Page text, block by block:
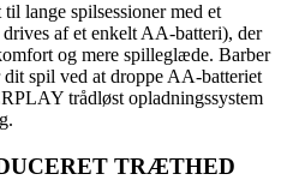
lange spilsessioner med et
af et enkelt AA-batteri), der
og mere spilleglæde. Barber
spil ved at droppe AA-batteriet
trådløst opladningssystem
TRÆTHED